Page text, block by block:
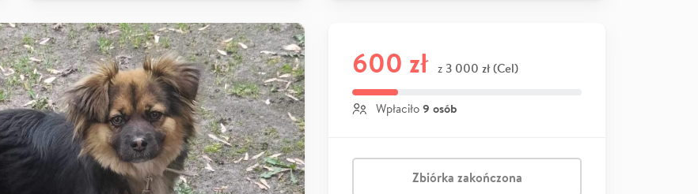
600 zł z 3 000 zł (Cel)
Wpłaciło 9 osób
Zbiórka zakończona